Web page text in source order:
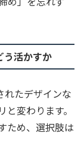
う活かすか
れたデザインな
変わります。
ため、選択肢は